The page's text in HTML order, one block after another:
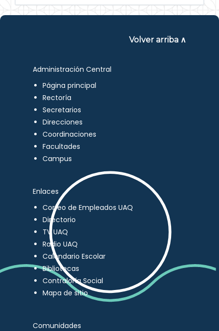
Volver arriba ∧
Administración Central
Página principal
Rectoría
Secretarios
Direcciones
Coordinaciones
Facultades
Campus
Enlaces
Correo de Empleados UAQ
Directorio
TV UAQ
Radio UAQ
Calendario Escolar
Bibliotecas
Contraloría Social
Mapa de sitio
Comunidades